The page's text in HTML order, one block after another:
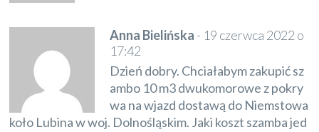
Anna Bielińska - 19 czerwca 2022 o
17:42
Dzień dobry. Chciałabym zakupić sz
ambo 10 m3 dwukomorowe z pokry
wa na wjazd dostawą do Niemstowa
koło Lubina w woj. Dolnośląskim. Jaki koszt szamba jed